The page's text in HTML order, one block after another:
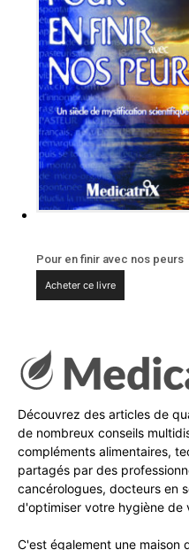
Pour en finir avec nos peurs
Acheter ce livre
Découvrez des articles de
de nombreux conseils
compléments alimentaires,
partagés par des
cancérologues, docteurs en
d'optimiser votre hygiène de
C'est également une maison